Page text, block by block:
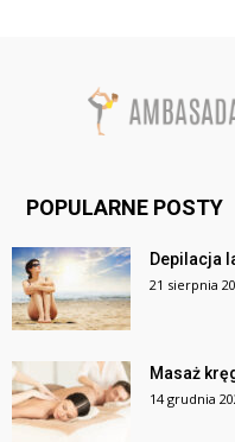
POPULARNE POSTY
Depilacja
21 sierpnia
Masaż
14 grudnia